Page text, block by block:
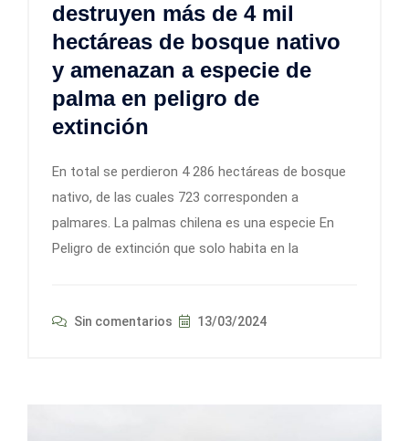
destruyen más de 4 mil
hectáreas de bosque nativo
y amenazan a especie de
palma en peligro de
extinción
En total se perdieron 4 286 hectáreas de bosque
nativo, de las cuales 723 corresponden a
palmares. La palmas chilena es una especie En
Peligro de extinción que solo habita en la
Sin comentarios 13/03/2024